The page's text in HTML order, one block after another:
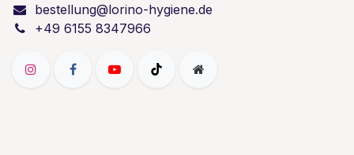
bestellung@lorino-hygiene.de
+49 6155 8347966